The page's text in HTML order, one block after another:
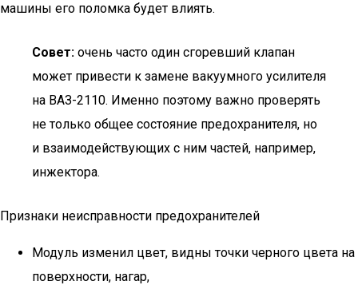
машины его поломка будет влиять.
Совет: очень часто один сгоревший клапан
может привести к замене вакуумного усилителя
на ВАЗ-2110. Именно поэтому важно проверять
не только общее состояние предохранителя, но
и взаимодействующих с ним частей, например,
инжектора.
Признаки неисправности предохранителей
Модуль изменил цвет, видны точки черного цвета на
поверхности, нагар,